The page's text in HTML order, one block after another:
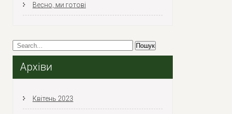
Весно, ми готові
Архіви
Квітень 2023